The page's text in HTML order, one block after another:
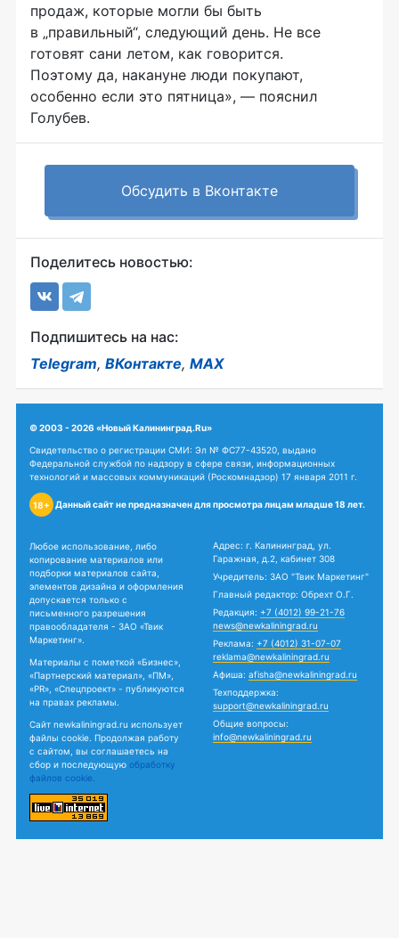
продаж, которые могли бы быть
в „правильный“, следующий день. Не все
готовят сани летом, как говорится.
Поэтому да, накануне люди покупают,
особенно если это пятница», — пояснил
Голубев.
Обсудить в Вконтакте
Поделитесь новостью:
Подпишитесь на нас:
Telegram, ВКонтакте, MAX
© 2003 - 2026 «Новый Калининград.Ru»
Свидетельство о регистрации СМИ: Эл № ФС77-43520, выдано
Федеральной службой по надзору в сфере связи, информационных
технологий и массовых коммуникаций (Роскомнадзор) 17 января 2011 г.
18+ Данный сайт не предназначен для просмотра лицам младше 18 лет.
Любое использование, либо
копирование материалов или
подборки материалов сайта,
элементов дизайна и оформления
допускается только с
письменного разрешения
правообладателя - ЗАО «Твик
Маркетинг».
Материалы с пометкой «Бизнес»,
«Партнерский материал», «ПМ»,
«PR», «Спецпроект» - публикуются
на правах рекламы.
Сайт newkaliningrad.ru использует
файлы cookie. Продолжая работу
с сайтом, вы соглашаетесь на
сбор и последующую обработку
файлов cookie.
Адрес: г. Калининград, ул.
Гаражная, д.2, кабинет 308
Учредитель: ЗАО "Твик Маркетинг"
Главный редактор: Обрехт О.Г.
Редакция: +7 (4012) 99-21-76
news@newkaliningrad.ru
Реклама: +7 (4012) 31-07-07
reklama@newkaliningrad.ru
Афиша: afisha@newkaliningrad.ru
Техподдержка:
support@newkaliningrad.ru
Общие вопросы:
info@newkaliningrad.ru